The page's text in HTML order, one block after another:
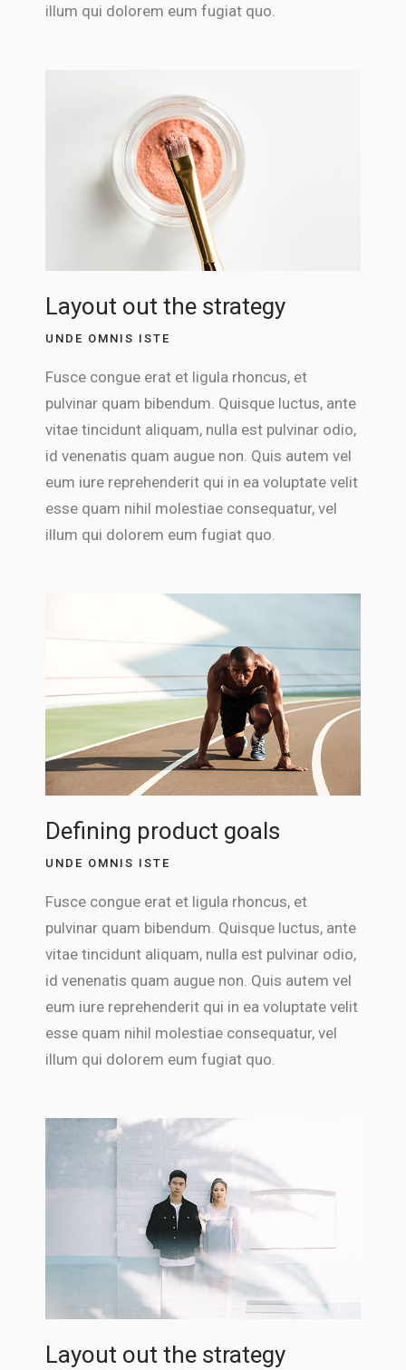
illum qui dolorem eum fugiat quo.
Layout out the strategy
UNDE OMNIS ISTE
Fusce congue erat et ligula rhoncus, et
pulvinar quam bibendum. Quisque luctus, ante
vitae tincidunt aliquam, nulla est pulvinar odio,
id venenatis quam augue non. Quis autem vel
eum iure reprehenderit qui in ea voluptate velit
esse quam nihil molestiae consequatur, vel
illum qui dolorem eum fugiat quo.
Defining product goals
UNDE OMNIS ISTE
Fusce congue erat et ligula rhoncus, et
pulvinar quam bibendum. Quisque luctus, ante
vitae tincidunt aliquam, nulla est pulvinar odio,
id venenatis quam augue non. Quis autem vel
eum iure reprehenderit qui in ea voluptate velit
esse quam nihil molestiae consequatur, vel
illum qui dolorem eum fugiat quo.
Layout out the strategy